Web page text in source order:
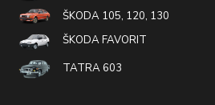
ŠKODA 105, 120, 130
ŠKODA FAVORIT
TATRA 603